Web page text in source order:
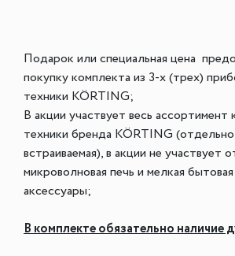
Подарок или специальная цена
покупку комплекта из 3-х (трех)
техники KÖRTING;
В акции участвует весь
техники бренда KÖRTING
встраиваемая), в акции не участвует
микроволновая печь и мелкая
аксессуары;
В комплекте обязательно наличие